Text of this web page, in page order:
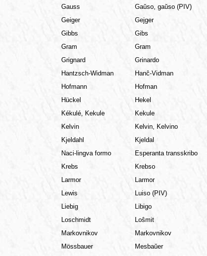
Gauss
Gaŭso, gaŭso (PIV)
Geiger
Gejger
Gibbs
Gibs
Gram
Gram
Grignard
Grinardo
Hantzsch-Widman
Hanĉ-Vidman
Hofmann
Hofman
Hückel
Hekel
Kékulé, Kekule
Kekule
Kelvin
Kelvin, Kelvino
Kjeldahl
Kjeldal
Naci-lingva formo
Esperanta transskribo
Krebs
Krebso
Larmor
Larmor
Lewis
Luiso (PIV)
Liebig
Libigo
Loschmidt
Loŝmit
Markovnikov
Markovnikov
Mössbauer
Mesbaŭer